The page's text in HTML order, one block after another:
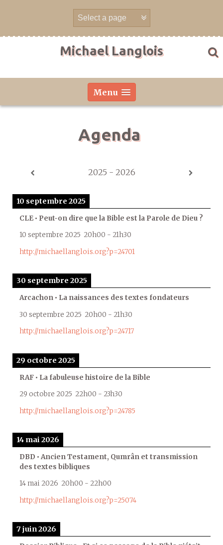
Michael Langlois
Menu
Agenda
2025 - 2026
10 septembre 2025
CLE • Peut-on dire que la Bible est la Parole de Dieu ?
10 septembre 2025 20h00 - 21h30
http://michaellanglois.org?p=24701
30 septembre 2025
Arcachon • La naissances des textes fondateurs
30 septembre 2025 20h00 - 21h30
http://michaellanglois.org?p=24717
29 octobre 2025
RAF • La fabuleuse histoire de la Bible
29 octobre 2025 22h00 - 23h30
http://michaellanglois.org?p=24785
14 mai 2026
DBD • Ancien Testament, Qumrân et transmission
des textes bibliques
14 mai 2026 20h00 - 22h00
http://michaellanglois.org?p=25074
7 juin 2026